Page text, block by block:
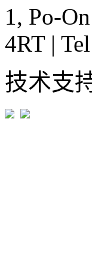
1, Po-
4RT |
技术支